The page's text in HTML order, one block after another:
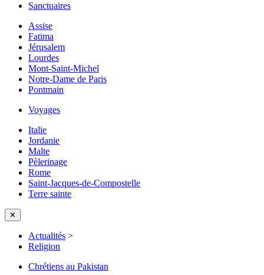
Sanctuaires
Assise
Fatima
Jérusalem
Lourdes
Mont-Saint-Michel
Notre-Dame de Paris
Pontmain
Voyages
Italie
Jordanie
Malte
Pèlerinage
Rome
Saint-Jacques-de-Compostelle
Terre sainte
✕
Actualités >
Religion
Chrétiens au Pakistan